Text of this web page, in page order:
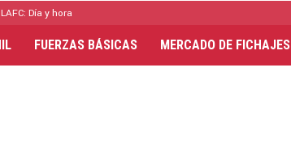
Día y hora
FUERZAS BÁSICAS MERCADO DE FICHAJES